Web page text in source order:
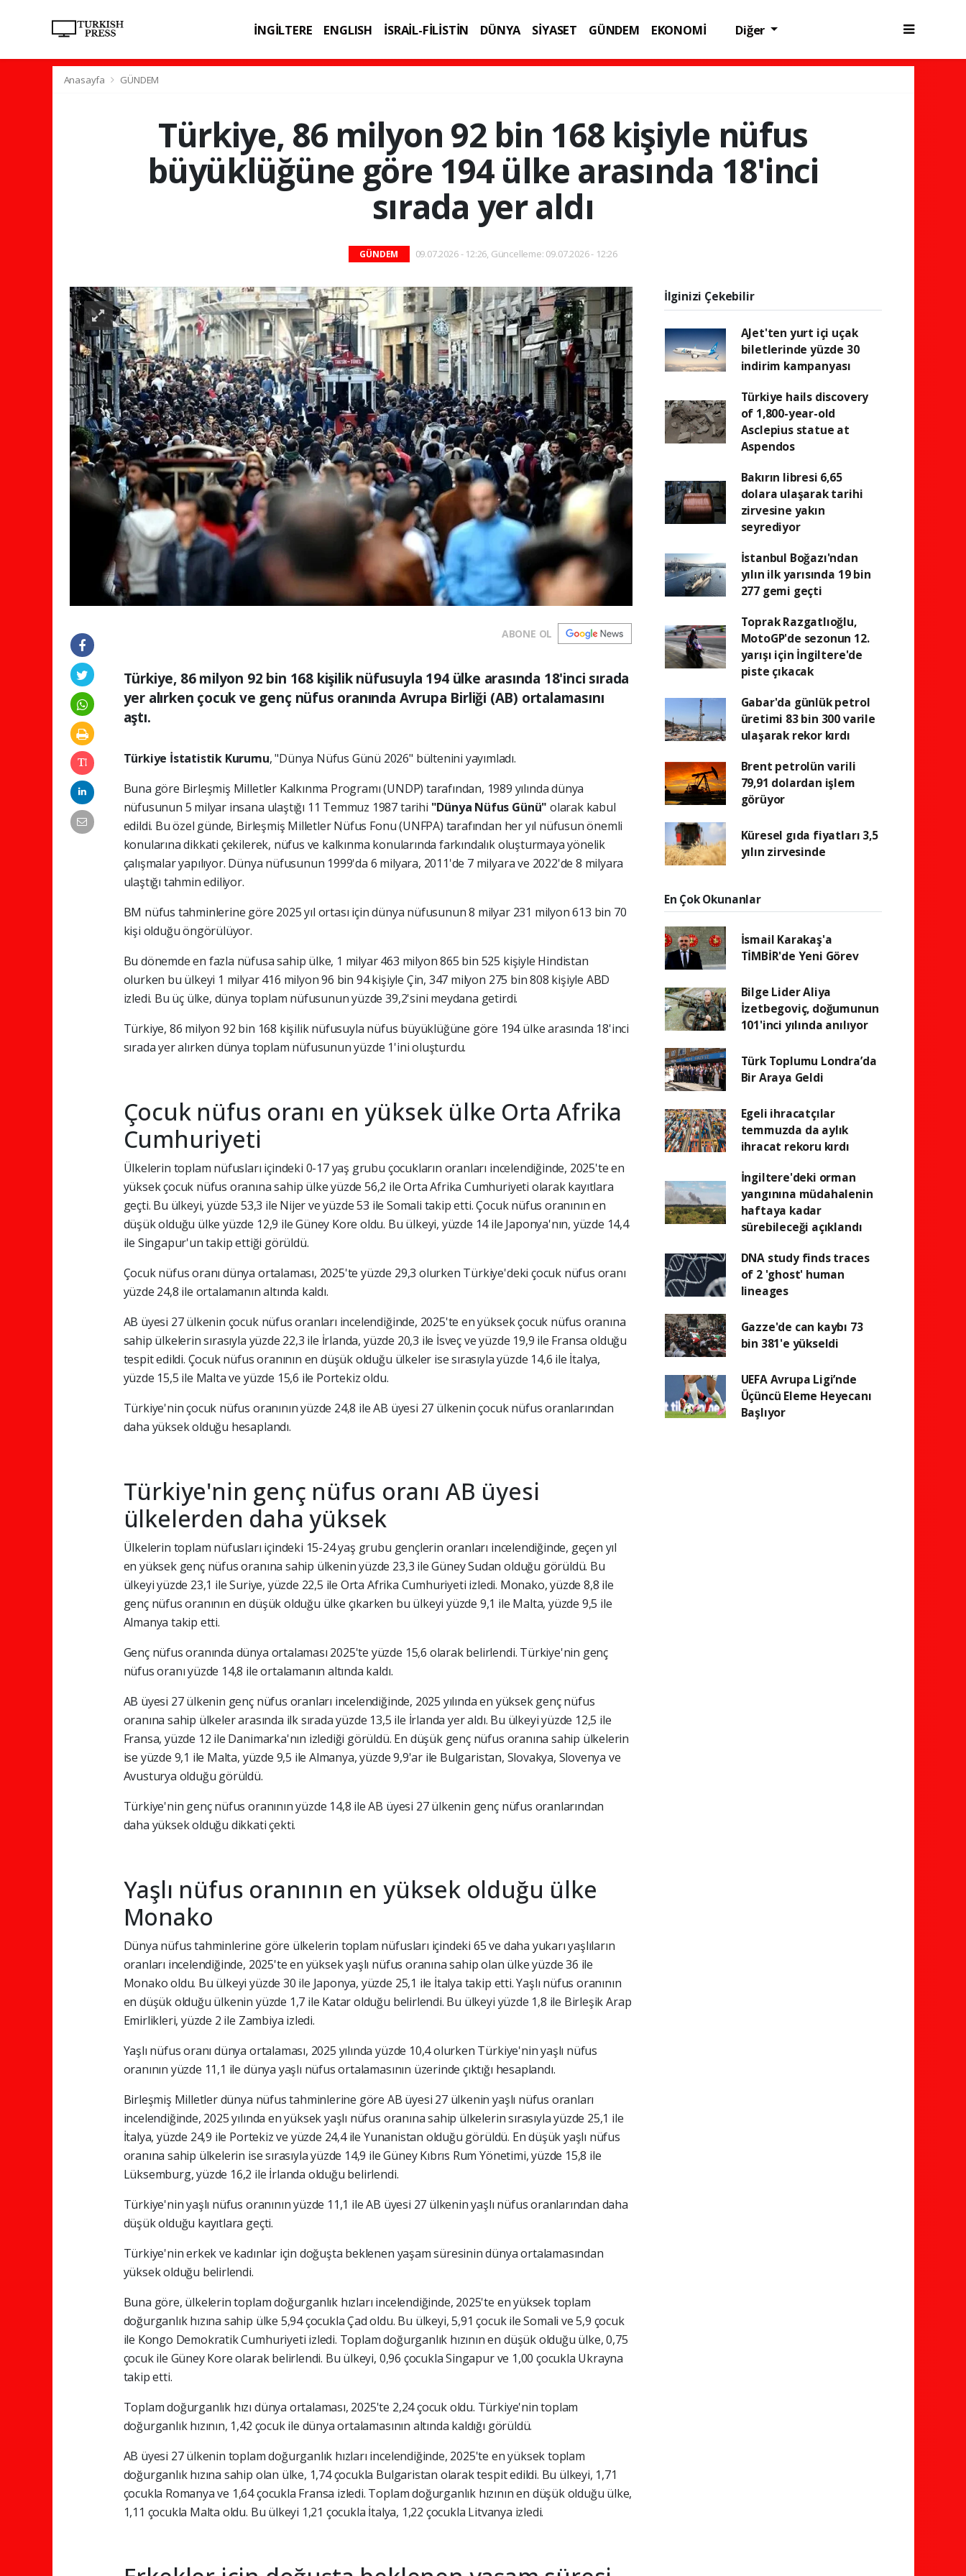
İNGİLTERE ENGLISH İSRAİL-FİLİSTİN DÜNYA SİYASET GÜNDEM
EKONOMİ
Diğer
Anasayfa GÜNDEM
Türkiye, 86 milyon 92 bin 168 kişiyle nüfus
büyüklüğüne göre 194 ülke arasında 18'inci
sırada yer aldı
GÜNDEM 09.07.2026 - 12:26, Güncelleme: 09.07.2026 - 12:26
ABONE OL
Türkiye, 86 milyon 92 bin 168 kişilik nüfusuyla 194 ülke arasında 18'inci sırada
yer alırken çocuk ve genç nüfus oranında Avrupa Birliği (AB) ortalamasını
aştı.
Türkiye İstatistik Kurumu, "Dünya Nüfus Günü 2026" bültenini yayımladı.
Buna göre Birleşmiş Milletler Kalkınma Programı (UNDP) tarafından, 1989 yılında dünya
nüfusunun 5 milyar insana ulaştığı 11 Temmuz 1987 tarihi "Dünya Nüfus Günü" olarak kabul
edildi. Bu özel günde, Birleşmiş Milletler Nüfus Fonu (UNFPA) tarafından her yıl nüfusun önemli
konularına dikkati çekilerek, nüfus ve kalkınma konularında farkındalık oluşturmaya yönelik
çalışmalar yapılıyor. Dünya nüfusunun 1999'da 6 milyara, 2011'de 7 milyara ve 2022'de 8 milyara
ulaştığı tahmin ediliyor.
BM nüfus tahminlerine göre 2025 yıl ortası için dünya nüfusunun 8 milyar 231 milyon 613 bin 70
kişi olduğu öngörülüyor.
Bu dönemde en fazla nüfusa sahip ülke, 1 milyar 463 milyon 865 bin 525 kişiyle Hindistan
olurken bu ülkeyi 1 milyar 416 milyon 96 bin 94 kişiyle Çin, 347 milyon 275 bin 808 kişiyle ABD
izledi. Bu üç ülke, dünya toplam nüfusunun yüzde 39,2'sini meydana getirdi.
Türkiye, 86 milyon 92 bin 168 kişilik nüfusuyla nüfus büyüklüğüne göre 194 ülke arasında 18'inci
sırada yer alırken dünya toplam nüfusunun yüzde 1'ini oluşturdu.
Çocuk nüfus oranı en yüksek ülke Orta Afrika
Cumhuriyeti
Ülkelerin toplam nüfusları içindeki 0-17 yaş grubu çocukların oranları incelendiğinde, 2025'te en
yüksek çocuk nüfus oranına sahip ülke yüzde 56,2 ile Orta Afrika Cumhuriyeti olarak kayıtlara
geçti. Bu ülkeyi, yüzde 53,3 ile Nijer ve yüzde 53 ile Somali takip etti. Çocuk nüfus oranının en
düşük olduğu ülke yüzde 12,9 ile Güney Kore oldu. Bu ülkeyi, yüzde 14 ile Japonya'nın, yüzde 14,4
ile Singapur'un takip ettiği görüldü.
Çocuk nüfus oranı dünya ortalaması, 2025'te yüzde 29,3 olurken Türkiye'deki çocuk nüfus oranı
yüzde 24,8 ile ortalamanın altında kaldı.
AB üyesi 27 ülkenin çocuk nüfus oranları incelendiğinde, 2025'te en yüksek çocuk nüfus oranına
sahip ülkelerin sırasıyla yüzde 22,3 ile İrlanda, yüzde 20,3 ile İsveç ve yüzde 19,9 ile Fransa olduğu
tespit edildi. Çocuk nüfus oranının en düşük olduğu ülkeler ise sırasıyla yüzde 14,6 ile İtalya,
yüzde 15,5 ile Malta ve yüzde 15,6 ile Portekiz oldu.
Türkiye'nin çocuk nüfus oranının yüzde 24,8 ile AB üyesi 27 ülkenin çocuk nüfus oranlarından
daha yüksek olduğu hesaplandı.
Türkiye'nin genç nüfus oranı AB üyesi
ülkelerden daha yüksek
Ülkelerin toplam nüfusları içindeki 15-24 yaş grubu gençlerin oranları incelendiğinde, geçen yıl
en yüksek genç nüfus oranına sahip ülkenin yüzde 23,3 ile Güney Sudan olduğu görüldü. Bu
ülkeyi yüzde 23,1 ile Suriye, yüzde 22,5 ile Orta Afrika Cumhuriyeti izledi. Monako, yüzde 8,8 ile
genç nüfus oranının en düşük olduğu ülke çıkarken bu ülkeyi yüzde 9,1 ile Malta, yüzde 9,5 ile
Almanya takip etti.
Genç nüfus oranında dünya ortalaması 2025'te yüzde 15,6 olarak belirlendi. Türkiye'nin genç
nüfus oranı yüzde 14,8 ile ortalamanın altında kaldı.
AB üyesi 27 ülkenin genç nüfus oranları incelendiğinde, 2025 yılında en yüksek genç nüfus
oranına sahip ülkeler arasında ilk sırada yüzde 13,5 ile İrlanda yer aldı. Bu ülkeyi yüzde 12,5 ile
Fransa, yüzde 12 ile Danimarka'nın izlediği görüldü. En düşük genç nüfus oranına sahip ülkelerin
ise yüzde 9,1 ile Malta, yüzde 9,5 ile Almanya, yüzde 9,9'ar ile Bulgaristan, Slovakya, Slovenya ve
Avusturya olduğu görüldü.
Türkiye'nin genç nüfus oranının yüzde 14,8 ile AB üyesi 27 ülkenin genç nüfus oranlarından
daha yüksek olduğu dikkati çekti.
Yaşlı nüfus oranının en yüksek olduğu ülke
Monako
Dünya nüfus tahminlerine göre ülkelerin toplam nüfusları içindeki 65 ve daha yukarı yaşlıların
oranları incelendiğinde, 2025'te en yüksek yaşlı nüfus oranına sahip olan ülke yüzde 36 ile
Monako oldu. Bu ülkeyi yüzde 30 ile Japonya, yüzde 25,1 ile İtalya takip etti. Yaşlı nüfus oranının
en düşük olduğu ülkenin yüzde 1,7 ile Katar olduğu belirlendi. Bu ülkeyi yüzde 1,8 ile Birleşik Arap
Emirlikleri, yüzde 2 ile Zambiya izledi.
Yaşlı nüfus oranı dünya ortalaması, 2025 yılında yüzde 10,4 olurken Türkiye'nin yaşlı nüfus
oranının yüzde 11,1 ile dünya yaşlı nüfus ortalamasının üzerinde çıktığı hesaplandı.
Birleşmiş Milletler dünya nüfus tahminlerine göre AB üyesi 27 ülkenin yaşlı nüfus oranları
incelendiğinde, 2025 yılında en yüksek yaşlı nüfus oranına sahip ülkelerin sırasıyla yüzde 25,1 ile
İtalya, yüzde 24,9 ile Portekiz ve yüzde 24,4 ile Yunanistan olduğu görüldü. En düşük yaşlı nüfus
oranına sahip ülkelerin ise sırasıyla yüzde 14,9 ile Güney Kıbrıs Rum Yönetimi, yüzde 15,8 ile
Lüksemburg, yüzde 16,2 ile İrlanda olduğu belirlendi.
Türkiye'nin yaşlı nüfus oranının yüzde 11,1 ile AB üyesi 27 ülkenin yaşlı nüfus oranlarından daha
düşük olduğu kayıtlara geçti.
Türkiye'nin erkek ve kadınlar için doğuşta beklenen yaşam süresinin dünya ortalamasından
yüksek olduğu belirlendi.
Buna göre, ülkelerin toplam doğurganlık hızları incelendiğinde, 2025'te en yüksek toplam
doğurganlık hızına sahip ülke 5,94 çocukla Çad oldu. Bu ülkeyi, 5,91 çocuk ile Somali ve 5,9 çocuk
ile Kongo Demokratik Cumhuriyeti izledi. Toplam doğurganlık hızının en düşük olduğu ülke, 0,75
çocuk ile Güney Kore olarak belirlendi. Bu ülkeyi, 0,96 çocukla Singapur ve 1,00 çocukla Ukrayna
takip etti.
Toplam doğurganlık hızı dünya ortalaması, 2025'te 2,24 çocuk oldu. Türkiye'nin toplam
doğurganlık hızının, 1,42 çocuk ile dünya ortalamasının altında kaldığı görüldü.
AB üyesi 27 ülkenin toplam doğurganlık hızları incelendiğinde, 2025'te en yüksek toplam
doğurganlık hızına sahip olan ülke, 1,74 çocukla Bulgaristan olarak tespit edildi. Bu ülkeyi, 1,71
çocukla Romanya ve 1,64 çocukla Fransa izledi. Toplam doğurganlık hızının en düşük olduğu ülke,
1,11 çocukla Malta oldu. Bu ülkeyi 1,21 çocukla İtalya, 1,22 çocukla Litvanya izledi.
İlginizi Çekebilir
AJet'ten yurt içi uçak
biletlerinde yüzde 30
indirim kampanyası
Türkiye hails discovery
of 1,800-year-old
Asclepius statue at
Aspendos
Bakırın libresi 6,65
dolara ulaşarak tarihi
zirvesine yakın
seyrediyor
İstanbul Boğazı'ndan
yılın ilk yarısında 19 bin
277 gemi geçti
Toprak Razgatlıoğlu,
MotoGP'de sezonun 12.
yarışı için İngiltere'de
piste çıkacak
Gabar'da günlük petrol
üretimi 83 bin 300 varile
ulaşarak rekor kırdı
Brent petrolün varili
79,91 dolardan işlem
görüyor
Küresel gıda fiyatları 3,5
yılın zirvesinde
En Çok Okunanlar
İsmail Karakaş'a
TİMBİR'de Yeni Görev
Bilge Lider Aliya
İzetbegoviç, doğumunun
101'inci yılında anılıyor
Türk Toplumu Londra’da
Bir Araya Geldi
Egeli ihracatçılar
temmuzda da aylık
ihracat rekoru kırdı
İngiltere'deki orman
yangınına müdahalenin
haftaya kadar
sürebileceği açıklandı
DNA study finds traces
of 2 'ghost' human
lineages
Gazze'de can kaybı 73
bin 381'e yükseldi
UEFA Avrupa Ligi’nde
Üçüncü Eleme Heyecanı
Başlıyor